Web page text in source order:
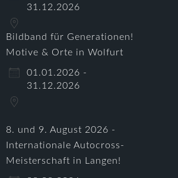
31.12.2026
Bildband für Generationen!
Motive & Orte in Wolfurt
01.01.2026 -
31.12.2026
8. und 9. August 2026 -
Internationale Autocross-
Meisterschaft in Langen!